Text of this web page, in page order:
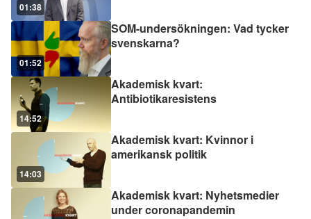
01:38
01:52
SOM-undersökningen: Vad tycker
svenskarna?
14:52
Akademisk kvart:
Antibiotikaresistens
14:03
Akademisk kvart: Kvinnor i
amerikansk politik
Akademisk kvart: Nyhetsmedier
under coronapandemin